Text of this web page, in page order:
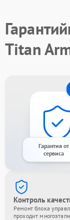
Titan
Гарантия от
сервиса
Контроль
Ремонт блока
проходит